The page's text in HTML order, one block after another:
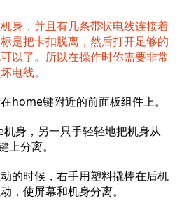
身，并且有几条带状电线连接着
是把卡扣脱离，然后打开足够的
以了。所以在操作时你需要非常
电线。
home键附近的前面板组件上。
身，另一只手轻轻地把机身从
分离。
的时候，右手用塑料撬棒在后机
，使屏幕和机身分离。